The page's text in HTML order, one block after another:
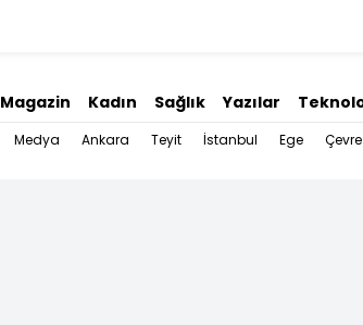
Magazin Kadın Sağlık Yazılar
Medya Ankara Teyit İstanbul Ege Çevre